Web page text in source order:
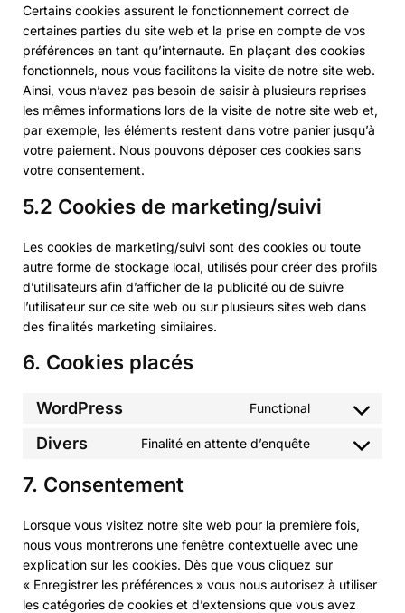
Certains cookies assurent le fonctionnement correct de
certaines parties du site web et la prise en compte de vos
préférences en tant qu’internaute. En plaçant des cookies
fonctionnels, nous vous facilitons la visite de notre site web.
Ainsi, vous n’avez pas besoin de saisir à plusieurs reprises
les mêmes informations lors de la visite de notre site web et,
par exemple, les éléments restent dans votre panier jusqu’à
votre paiement. Nous pouvons déposer ces cookies sans
votre consentement.
5.2 Cookies de marketing/suivi
Les cookies de marketing/suivi sont des cookies ou toute
autre forme de stockage local, utilisés pour créer des profils
d’utilisateurs afin d’afficher de la publicité ou de suivre
l’utilisateur sur ce site web ou sur plusieurs sites web dans
des finalités marketing similaires.
6. Cookies placés
WordPress Functional
Divers Finalité en attente d’enquête
7. Consentement
Lorsque vous visitez notre site web pour la première fois,
nous vous montrerons une fenêtre contextuelle avec une
explication sur les cookies. Dès que vous cliquez sur
« Enregistrer les préférences » vous nous autorisez à utiliser
les catégories de cookies et d’extensions que vous avez